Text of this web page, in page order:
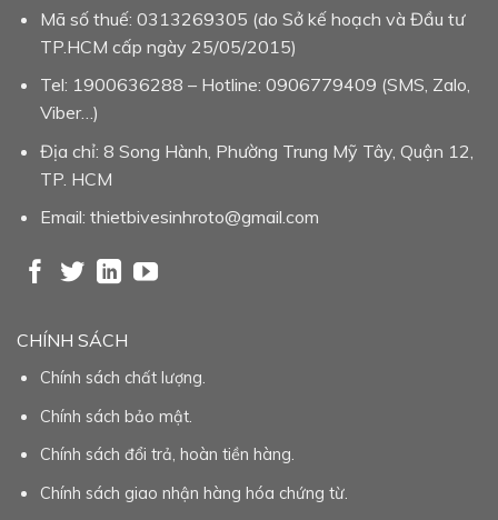
Mã số thuế: 0313269305 (do Sở kế hoạch và Đầu tư
TP.HCM cấp ngày 25/05/2015)
Tel: 1900636288 – Hotline: 0906779409 (SMS, Zalo,
Viber…)
Địa chỉ: 8 Song Hành, Phường Trung Mỹ Tây, Quận 12,
TP. HCM
Email: thietbivesinhroto@gmail.com
CHÍNH SÁCH
Chính sách chất lượng.
Chính sách bảo mật.
Chính sách đổi trả, hoàn tiền hàng.
Chính sách giao nhận hàng hóa chứng từ.